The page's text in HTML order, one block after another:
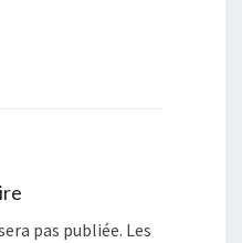
pas publiée. Les